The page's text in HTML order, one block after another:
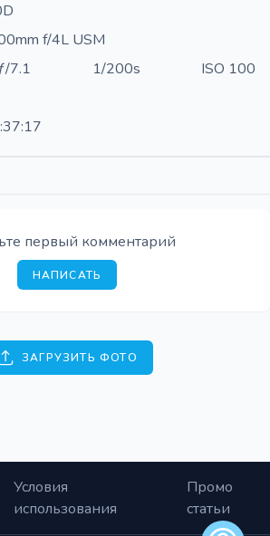
f/4L USM
7.1 1/200s
ISO 100
первый комментарий
НАПИСАТЬ
ЗАГРУЗИТЬ ФОТО
Условия
использования
Промо
статьи